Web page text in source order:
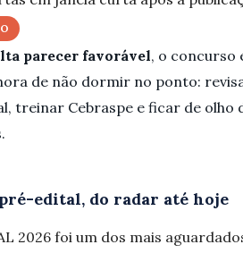
parecer favorável, o
de não dormir no ponto:
treinar Cebraspe e ficar de olho
edital, do radar até hoje
2026 foi um dos mais